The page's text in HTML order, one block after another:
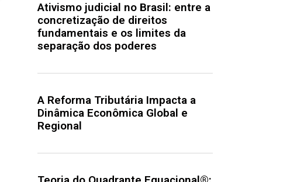
Ativismo judicial no Brasil: entre a
concretização de direitos
fundamentais e os limites da
separação dos poderes
A Reforma Tributária Impacta a
Dinâmica Econômica Global e
Regional